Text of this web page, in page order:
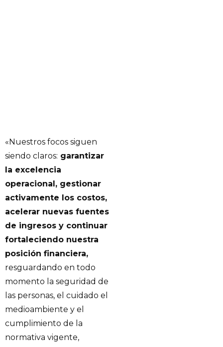
«Nuestros focos siguen
siendo claros: garantizar
la excelencia
operacional, gestionar
activamente los costos,
acelerar nuevas fuentes
de ingresos y continuar
fortaleciendo nuestra
posición financiera,
resguardando en todo
momento la seguridad de
las personas, el cuidado el
medioambiente y el
cumplimiento de la
normativa vigente,